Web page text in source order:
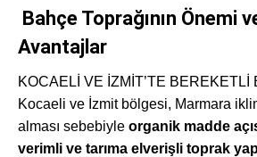
Bahçe Toprağının Önemi
Avantajlar
KOCAELİ VE İZMİT’TE BEREKETLİ
Kocaeli ve İzmit bölgesi, Marmara
alması sebebiyle organik madde
verimli ve tarıma elverişli toprak